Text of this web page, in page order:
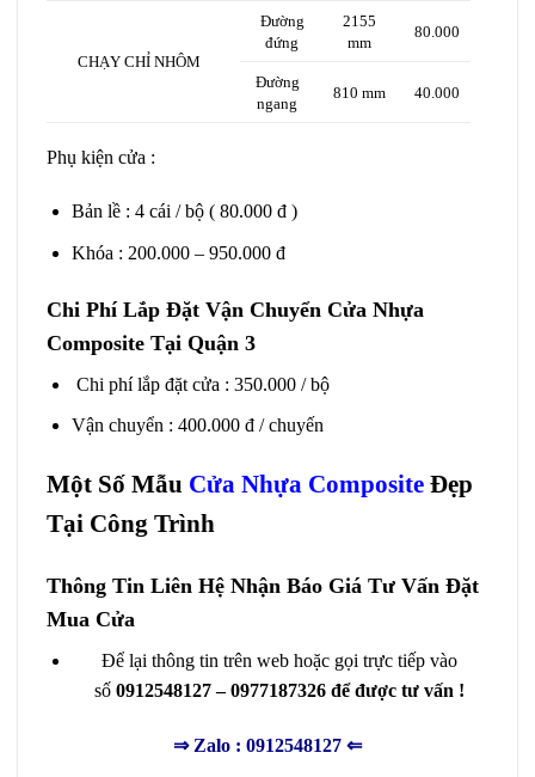
CHẠY CHỈ NHÔM
Đường
đứng
2155
mm
80.000
Đường
ngang
810 mm 40.000
Phụ kiện cửa :
Bản lề : 4 cái / bộ ( 80.000 đ )
Khóa : 200.000 – 950.000 đ
Chi Phí Lắp Đặt Vận Chuyển Cửa Nhựa
Composite Tại Quận 3
Chi phí lắp đặt cửa : 350.000 / bộ
Vận chuyển : 400.000 đ / chuyến
Một Số Mẫu Cửa Nhựa Composite Đẹp
Tại Công Trình
Thông Tin Liên Hệ Nhận Báo Giá Tư Vấn Đặt
Mua Cửa
Để lại thông tin trên web hoặc gọi trực tiếp vào
số0912548127 – 0977187326 để được tư vấn !
⇒ Zalo : 0912548127 ⇐